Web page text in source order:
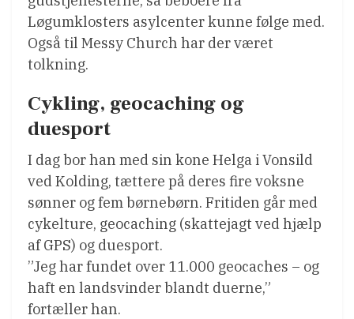
Løgumklosters asylcenter kunne følge med.
Også til Messy Church har der været
tolkning.
Cykling, geocaching og
duesport
I dag bor han med sin kone Helga i Vonsild
ved Kolding, tættere på deres fire voksne
sønner og fem børnebørn. Fritiden går med
cykelture, geocaching (skattejagt ved hjælp
af GPS) og duesport.
”Jeg har fundet over 11.000 geocaches – og
haft en landsvinder blandt duerne,”
fortæller han.